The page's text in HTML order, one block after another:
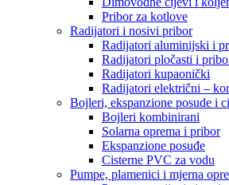
Pribor za kotlove
Radijatori i nosivi pribor
Radijatori aluminijski i
Radijatori pločasti i
Radijatori kupaonički
Radijatori električni –
Bojleri, ekspanzione posude i
Bojleri kombinirani
Solarna oprema i pribor
Ekspanzione posuđe
Cisterne PVC za vodu
Pumpe, plamenici i mjerna